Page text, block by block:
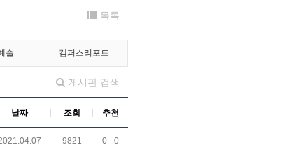
목록
술 캠퍼스리포트
게시판 검색
날짜 조회 추천
9821 0 - 0